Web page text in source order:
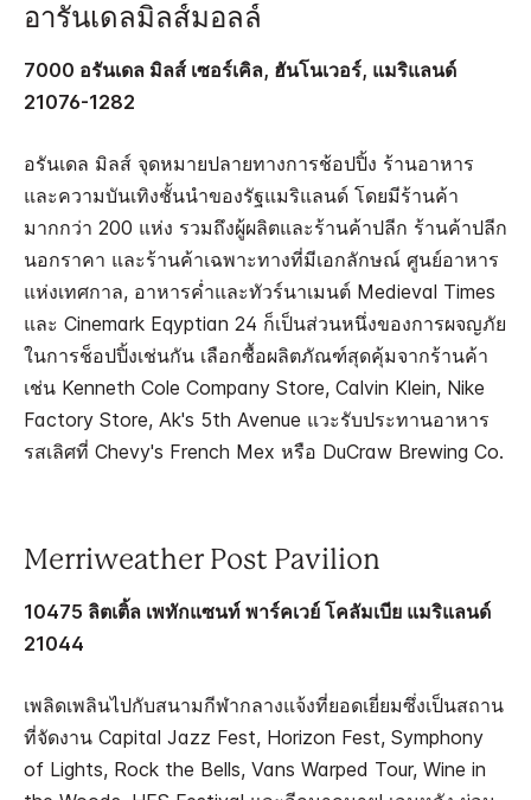
อารันเดลมิลส์มอลล์
7000 อรันเดล มิลส์ เซอร์เคิล, ฮันโนเวอร์, แมริแลนด์
21076-1282
อรันเดล มิลส์ จุดหมายปลายทางการช้อปปิ้ง ร้านอาหาร
และความบันเทิงชั้นนำของรัฐแมริแลนด์ โดยมีร้านค้า
มากกว่า 200 แห่ง รวมถึงผู้ผลิตและร้านค้าปลีก ร้านค้าปลีก
นอกราคา และร้านค้าเฉพาะทางที่มีเอกลักษณ์ ศูนย์อาหาร
แห่งเทศกาล, อาหารค่ำและทัวร์นาเมนต์ Medieval Times
และ Cinemark Eqyptian 24 ก็เป็นส่วนหนึ่งของการผจญภัย
ในการช็อปปิ้งเช่นกัน เลือกซื้อผลิตภัณฑ์สุดคุ้มจากร้านค้า
เช่น Kenneth Cole Company Store, Calvin Klein, Nike
Factory Store, Ak's 5th Avenue แวะรับประทานอาหาร
รสเลิศที่ Chevy's French Mex หรือ DuCraw Brewing Co.
Merriweather Post Pavilion
10475 ลิตเติ้ล เพทักแซนท์ พาร์คเวย์ โคลัมเบีย แมริแลนด์
21044
เพลิดเพลินไปกับสนามกีฬากลางแจ้งที่ยอดเยี่ยมซึ่งเป็นสถาน
ที่จัดงาน Capital Jazz Fest, Horizon Fest, Symphony
of Lights, Rock the Bells, Vans Warped Tour, Wine in